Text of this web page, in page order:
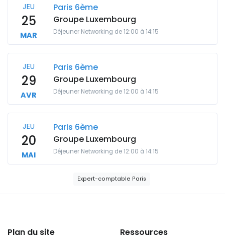
JEU
25
MAR
Paris 6ème
Groupe Luxembourg
Déjeuner Networking de 12:00 à 14:15
JEU
29
AVR
Paris 6ème
Groupe Luxembourg
Déjeuner Networking de 12:00 à 14:15
JEU
20
MAI
Paris 6ème
Groupe Luxembourg
Déjeuner Networking de 12:00 à 14:15
Expert-comptable Paris
Plan du site Ressources